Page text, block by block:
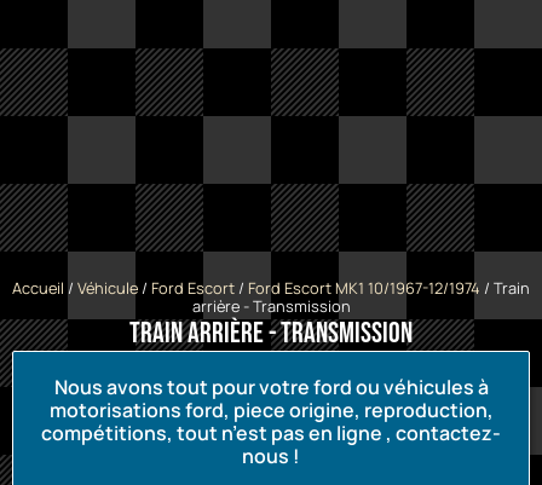
Accueil / Véhicule / Ford Escort / Ford Escort MK1 10/1967-12/1974 / Train
arrière - Transmission
Train arrière - Transmission
Nous avons tout pour votre ford ou véhicules à
motorisations ford, piece origine, reproduction,
compétitions, tout n’est pas en ligne , contactez-
nous !